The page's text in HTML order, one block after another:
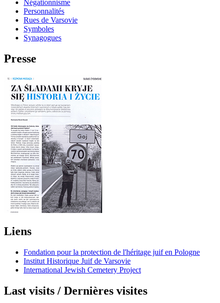
Négationnisme
Personnalités
Rues de Varsovie
Symboles
Synagogues
Presse
Liens
Fondation pour la protection de l'héritage juif en Pologne
Institut Historique Juif de Varsovie
International Jewish Cemetery Project
Last visits / Dernières visites